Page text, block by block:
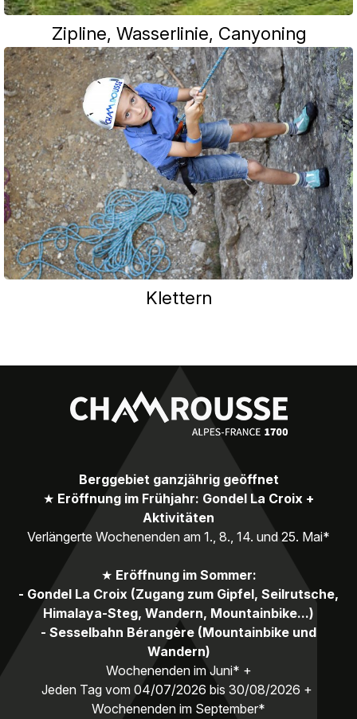
Zipline, Wasserlinie, Canyoning
Klettern
Berggebiet ganzjährig geöffnet
★ Eröffnung im Frühjahr: Gondel La Croix +
Aktivitäten
Verlängerte Wochenenden am 1., 8., 14. und 25. Mai*
★ Eröffnung im Sommer:
- Gondel La Croix (Zugang zum Gipfel, Seilrutsche,
Himalaya-Steg, Wandern, Mountainbike...)
- Sesselbahn Bérangère (Mountainbike und
Wandern)
Wochenenden im Juni* +
Jeden Tag vom 04/07/2026 bis 30/08/2026 +
Wochenenden im September*